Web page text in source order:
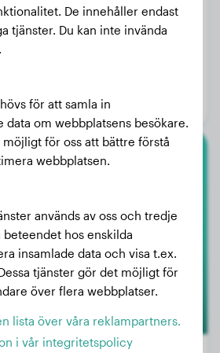
Schäferhund
Beerberg
De innehåller endast
tjänster. Du kan inte invända
för att samla in
data om webbplatsens besökare.
möjligt för oss att bättre förstå
webbplatsen.
används av oss och tredje
hos enskilda
insamlade data och visa t.ex.
tjänster gör det möjligt för
över flera webbplatser.
lista över våra reklampartners.
i vår integritetspolicy